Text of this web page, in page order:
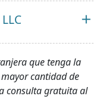
que tenga la
cantidad de
consulta gratuita al